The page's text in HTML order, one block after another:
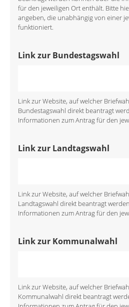
für den jeweiligen Ort enthält. Bitte
angeben, die unabhängig von einer
funktioniert.
Link zur Bundestagswahl
Link zur Website, auf welcher
Bundestagswahl direkt beantragt
Informationen zum Antrag für den
Link zur Landtagswahl
Link zur Website, auf welcher
Landtagswahl direkt beantragt
Informationen zum Antrag für den
Link zur Kommunalwahl
Link zur Website, auf welcher
Kommunalwahl direkt beantragt